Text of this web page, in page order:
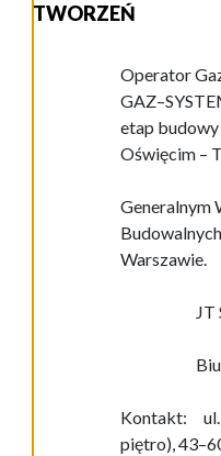
TWORZEŃ
Operator
GAZ–
etap budowy
Oświęcim –
Generalnym
B
Warszawie.
JT
Biuro
Kontakt: u
piętro), 43–